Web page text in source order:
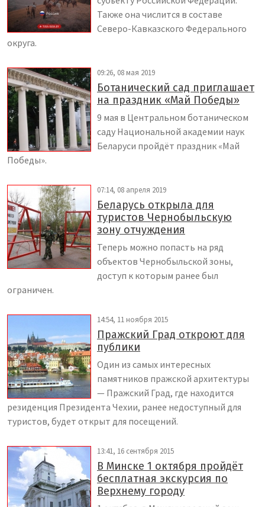
Также она числится в составе
Северо-Кавказского Федерального
округа.
09:26, 08 мая 2019
Ботанический сад приглашает
на праздник «Май Победы»
9 мая в Центральном ботаническом
саду Национальной академии наук
Беларуси пройдёт праздник «Май
Победы».
07:14, 08 апреля 2019
Беларусь открыла для
туристов Чернобыльскую
зону отчуждения
Теперь можно попасть на ряд
объектов Чернобыльской зоны,
доступ к которым ранее был
ограничен.
14:54, 11 ноября 2015
Пражский Град откроют для
публики
Один из самых интересных
памятников пражской архитектуры
— Пражский Град, где находится
резиденция Президента Чехии, ранее недоступный для
туристов, будет открыт для посещений.
13:41, 16 сентября 2015
В Минске 1 октября пройдёт
бесплатная экскурсия по
Верхнему городу